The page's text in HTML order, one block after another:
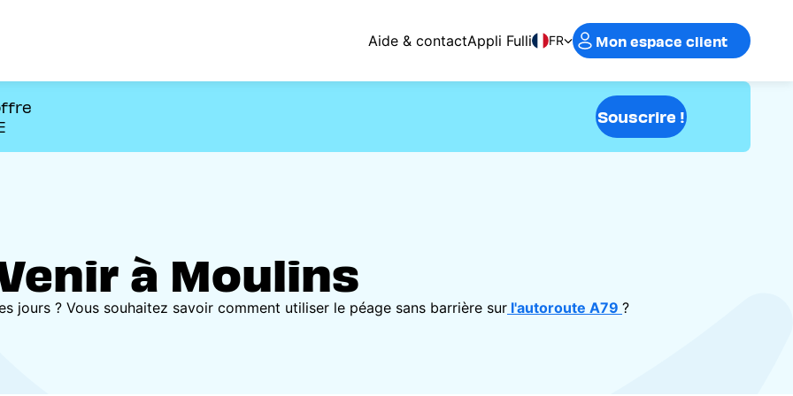
Aide & contactAppli Fulli FR Mon espace client
Souscrire !
à Moulins
jours ? Vous souhaitez savoir comment utiliser le péage sans barrière sur l'autoroute A79 ?